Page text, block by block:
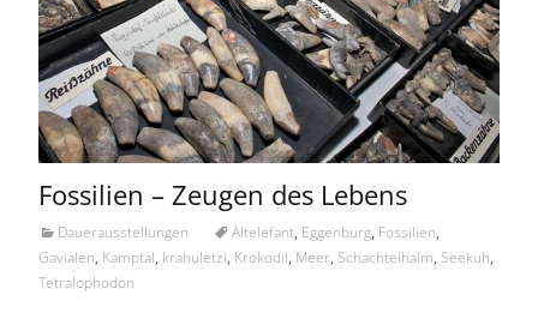
Fossilien – Zeugen des Lebens
Dauerausstellungen Altelefant, Eggenburg, Fossilien,
Gavialen, Kamptal, krahuletzi, Krokodil, Meer, Schachtelhalm, Seekuh,
Tetralophodon